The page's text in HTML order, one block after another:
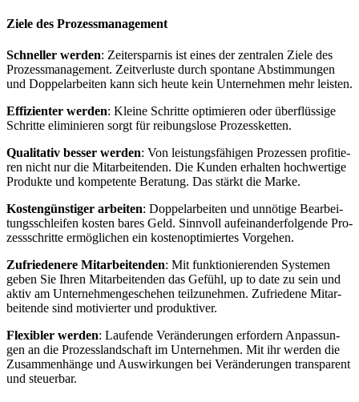
Zie­le des Pro­zess­ma­nage­ment
Schnel­ler wer­den: Zeit­er­spar­nis ist eines der zen­tra­len Zie­le des
Pro­zess­ma­nage­ment. Zeit­ver­lus­te durch spon­ta­ne Abstim­mun­gen
und Dop­pel­ar­bei­ten kann sich heu­te kein Unter­neh­men mehr leis­ten.
Effi­zi­en­ter wer­den: Klei­ne Schrit­te opti­mie­ren oder über­flüs­si­ge
Schrit­te eli­mi­nie­ren sorgt für rei­bungs­lo­se Pro­zess­ket­ten.
Qua­li­ta­tiv bes­ser wer­den: Von leis­tungs­fä­hi­gen Pro­zes­sen pro­fi­tie­
ren nicht nur die Mit­ar­bei­ten­den. Die Kun­den erhal­ten hoch­wer­ti­ge
Pro­duk­te und kom­pe­ten­te Bera­tung. Das stärkt die Mar­ke.
Kos­ten­güns­ti­ger arbei­ten: Dop­pel­ar­bei­ten und unnö­ti­ge Bear­bei­
tungs­schlei­fen kos­ten bares Geld. Sinn­voll auf­ein­an­der­fol­gen­de Pro­
zess­schrit­te ermög­li­chen ein kos­ten­op­ti­mier­tes Vor­ge­hen.
Zufrie­de­ne­re Mit­ar­bei­ten­den: Mit funk­tio­nie­ren­den Sys­te­men
geben Sie Ihren Mit­ar­bei­ten­den das Gefühl, up to date zu sein und
aktiv am Unter­neh­men­ge­sche­hen teil­zu­neh­men. Zufrie­de­ne Mit­ar­
bei­ten­de sind moti­vier­ter und pro­duk­ti­ver.
Fle­xi­bler wer­den: Lau­fen­de Ver­än­de­run­gen erfor­dern Anpas­sun­
gen an die Pro­zess­land­schaft im Unter­neh­men. Mit ihr wer­den die
Zusam­men­hän­ge und Aus­wir­kun­gen bei Ver­än­de­run­gen trans­pa­rent
und steu­er­bar.